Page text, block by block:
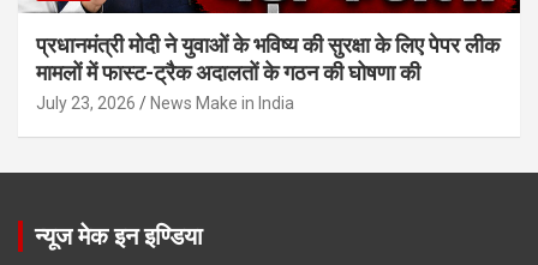
प्रधानमंत्री मोदी ने युवाओं के भविष्य की सुरक्षा के लिए पेपर लीक
मामलों में फास्ट-ट्रैक अदालतों के गठन की घोषणा की
July 23, 2026 News Make in India
न्यूज मेक इन इण्डिया